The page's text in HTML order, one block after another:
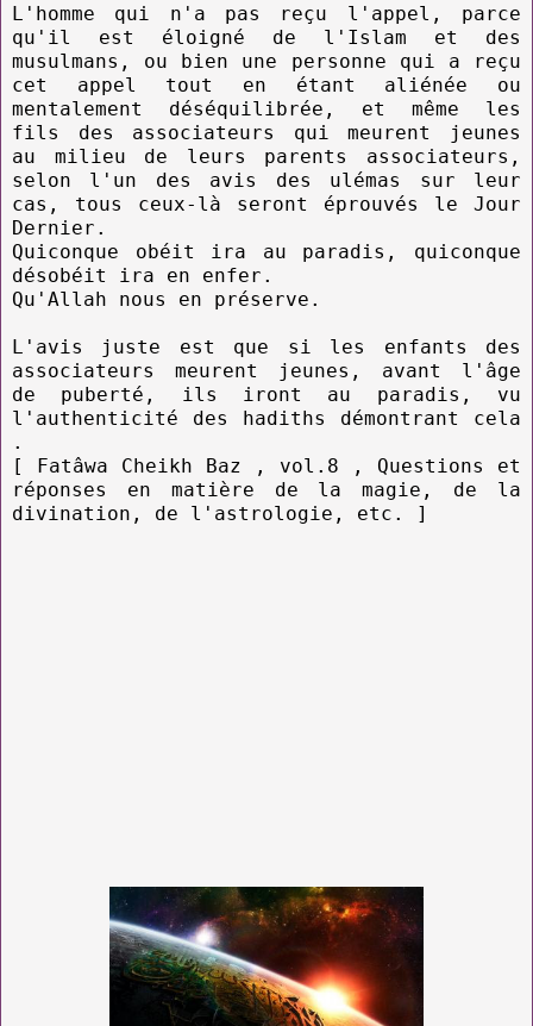
L'homme qui n'a pas reçu l'appel, parce
qu'il est éloigné de l'Islam et des
musulmans, ou bien une personne qui a reçu
cet appel tout en étant aliénée ou
mentalement déséquilibrée, et même les
fils des associateurs qui meurent jeunes
au milieu de leurs parents associateurs,
selon l'un des avis des ulémas sur leur
cas, tous ceux-là seront éprouvés le Jour
Dernier.
Quiconque obéit ira au paradis, quiconque
désobéit ira en enfer.
Qu'Allah nous en préserve.
L'avis juste est que si les enfants des
associateurs meurent jeunes, avant l'âge
de puberté, ils iront au paradis, vu
l'authenticité des hadiths démontrant cela
.
[ Fatâwa Cheikh Baz , vol.8 , Questions et
réponses en matière de la magie, de la
divination, de l'astrologie, etc. ]